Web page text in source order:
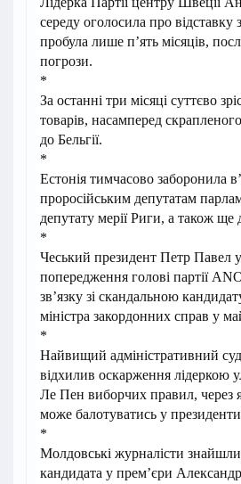
середу оголосила про відставку
пробула лише пʼять місяців,
погрози.
*
За останні три місяці суттєво
товарів, насамперед
до Бельгії.
*
Естонія тимчасово заборонила
проросійським депутатам
депутату мерії Риги, а також ще
*
Чеський президент Петр Павел
попередження голові партії
звʼязку зі скандальною
міністра закордонних справ у
*
Найвищий адміністративний
відхилив оскарження лідеркою
Ле Пен виборчих правил, через
може балотуватись у
*
Молдовські журналісти знайшли
кандидата у прем’єри